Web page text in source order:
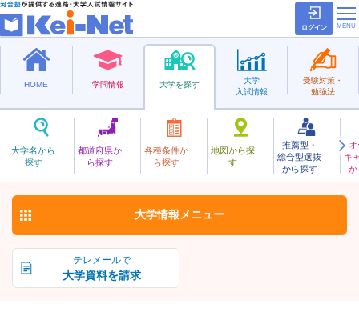
ログイン
HOME 学問情報 大学を探す
大学名から
探す
都道府県か
ら探す
各種条件か
ら探す
地図から探
す
推薦型・
総合型選抜
から探す
キ
か
大学
入試情報
受験対策・
勉強法
私立
きゅうしゅうきょうりつ
九州共立大学 お気に入り
テレメールで
大学資料を請求
大学情報 メニュー